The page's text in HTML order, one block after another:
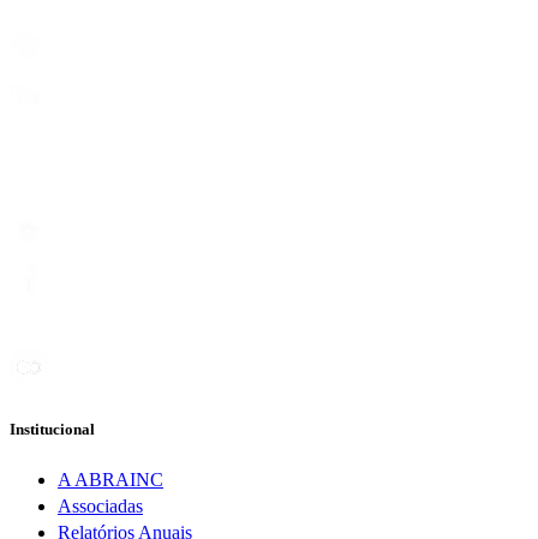
Institucional
A ABRAINC
Associadas
Relatórios Anuais